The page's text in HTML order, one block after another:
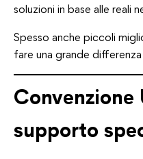
soluzioni in base alle reali
Spesso anche piccoli
fare una grande
Convenzione
supporto